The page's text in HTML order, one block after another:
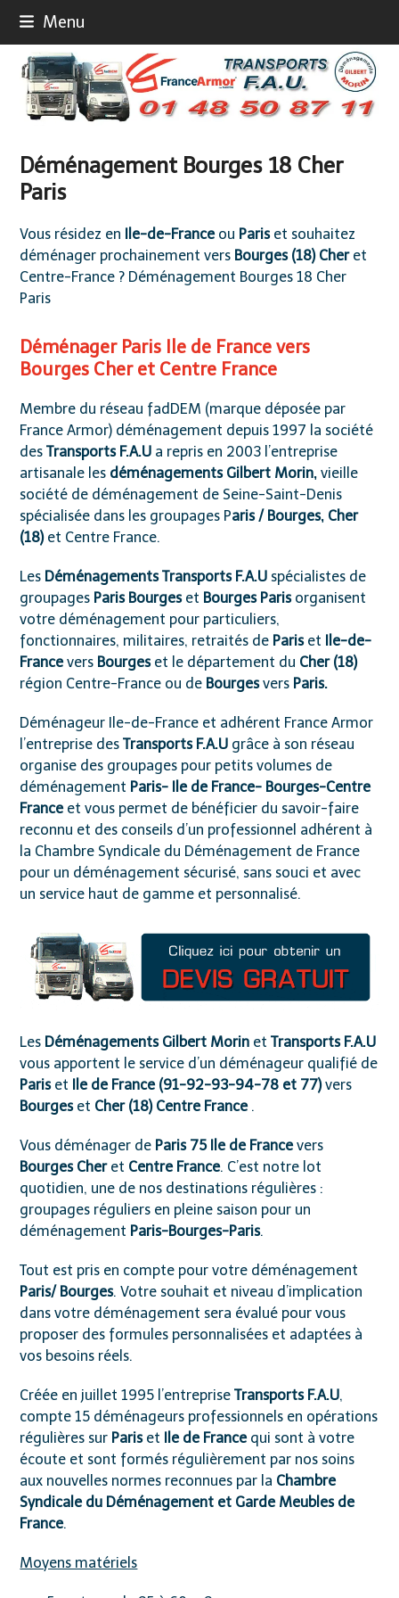
content
Menu
Déménagement Bourges 18 Cher
Paris
Vous résidez en Ile-de-Franceou Pariset souhaitez
déménager prochainement vers Bourges (18) Cheret
Centre-France ? Déménagement Bourges 18 Cher
Paris
Déménager Paris Ile de France vers
Bourges Cher et Centre France
Membre du réseau fadDEM (marque déposée par
France Armor) déménagement depuis 1997 la société
des Transports F.A.U a repris en 2003 l’entreprise
artisanale les déménagements Gilbert Morin, vieille
société de déménagement de Seine-Saint-Denis
spécialisée dans les groupages Paris / Bourges, Cher
(18)et Centre France.
Les Déménagements Transports F.A.U spécialistes de
groupages Paris Bourgeset Bourges Parisorganisent
votre déménagement pour particuliers,
fonctionnaires, militaires, retraités de Pariset Ile-de-
Francevers Bourgeset le département du Cher (18)
région Centre-France ou de Bourgesvers Paris.
Déménageur Ile-de-France et adhérent France Armor
l’entreprise desTransports F.A.U grâce à son réseau
organise des groupages pour petits volumes de
déménagement Paris- Ile de France- Bourges-Centre
Franceet vous permet de bénéficier du savoir-faire
reconnu et des conseils d’un professionnel adhérent à
la Chambre Syndicale du Déménagement de France
pour un déménagement sécurisé, sans souci et avec
un service haut de gamme et personnalisé.
Les Déménagements Gilbert Morin etTransports F.A.U
vous apportent le service d’un déménageur qualifié de
Pariset Ile de France (91-92-93-94-78 et 77)vers
Bourgeset Cher (18) Centre France.
Vous déménager de Paris 75 Ile de Francevers
Bourges Cheret Centre France. C’est notre lot
quotidien, une de nos destinations régulières :
groupages réguliers en pleine saison pour un
déménagement Paris-Bourges-Paris.
Tout est pris en compte pour votre déménagement
Paris/ Bourges. Votre souhait et niveau d’implication
dans votre déménagement sera évalué pour vous
proposer des formules personnalisées et adaptées à
vos besoins réels.
Créée en juillet 1995 l’entrepriseTransports F.A.U,
compte 15 déménageurs professionnels en opérations
régulières sur Pariset Ile de Francequi sont à votre
écoute et sont formés régulièrement par nos soins
aux nouvelles normes reconnues par la Chambre
Syndicale du Déménagement et Garde Meubles de
France.
Moyens matériels